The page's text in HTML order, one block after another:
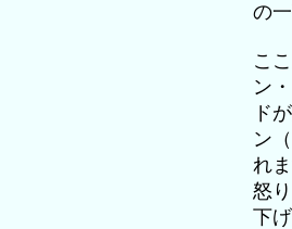
の一
こ
ン
ド
ン
れ
怒
下